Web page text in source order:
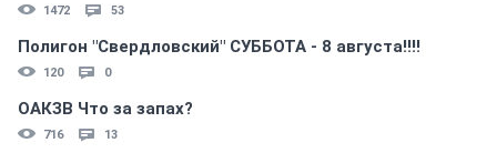
1472 53
Полигон "Свердловский" СУББОТА - 8 августа!!!!
120 0
ОАКЗВ Что за запах?
716 13